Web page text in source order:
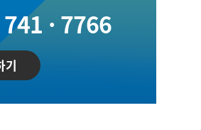
· 7766
기